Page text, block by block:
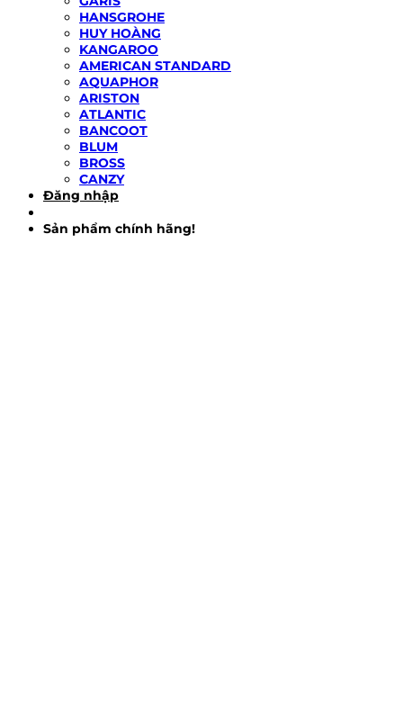
HANSGROHE
HUY HOÀNG
KANGAROO
AMERICAN STANDARD
AQUAPHOR
ARISTON
ATLANTIC
BANCOOT
BLUM
BROSS
CANZY
Đăng nhập
Sản phẩm chính hãng!